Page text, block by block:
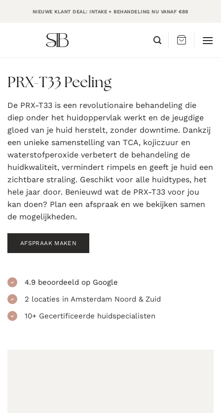
NIEUWE KLANT DEAL: INTAKE + BEHANDELING NU VANAF €89
PRX-T33 Peeling
De PRX-T33 is een revolutionaire behandeling die
diep onder het huidoppervlak werkt en de jeugdige
gloed van je huid herstelt, zonder downtime. Dankzij
een unieke samenstelling van TCA, kojiczuur en
waterstofperoxide verbetert de behandeling de
huidkwaliteit, vermindert rimpels en geeft je huid een
zichtbare straling. Geschikt voor alle huidtypes, het
hele jaar door. Benieuwd wat de PRX-T33 voor jou
kan doen? Plan een afspraak en we bekijken samen
de mogelijkheden.
AFSPRAAK MAKEN
4.9 beoordeeld op Google
2 locaties in Amsterdam Noord & Zuid
10+ Gecertificeerde huidspecialisten